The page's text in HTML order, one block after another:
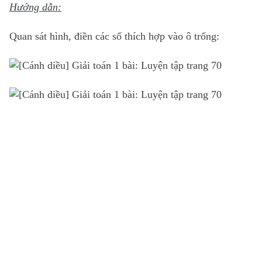
Hướng dẫn:
Quan sát hình, điền các số thích hợp vào ô trống: